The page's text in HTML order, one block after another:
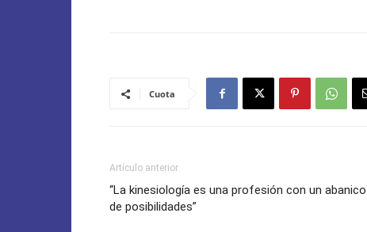
Cuota
Artículo anterior
“La kinesiología es una profesión con un abanico
de posibilidades”